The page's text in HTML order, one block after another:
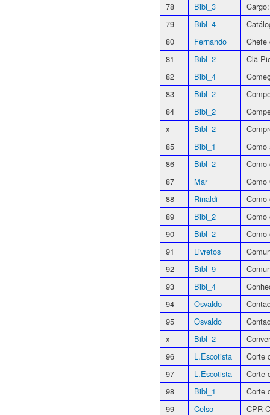
78
Bibl_3
79
Bibl_4
80
Fernando
Chefe
81
Bibl_2
Clã
82
Bibl_4
83
Bibl_2
84
Bibl_2
x
Bibl_2
85
Bibl_1
Como
86
Bibl_2
Como
87
Mar
Como
88
Rinaldi
Como
89
Bibl_2
Como
90
Bibl_2
Como
91
Livretos
92
Bibl_9
93
Bibl_4
94
Osvaldo
95
Osvaldo
x
Bibl_2
96
L.Escotista
Corte
97
L.Escotista
Corte
98
Bibl_1
Corte
99
Celso
CPR